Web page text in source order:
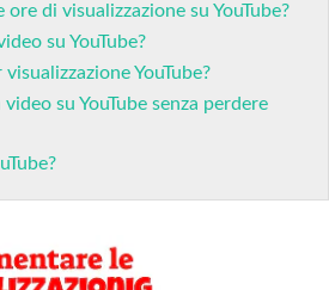
di visualizzazione su YouTube?
su YouTube?
YouTube?
su YouTube senza perdere